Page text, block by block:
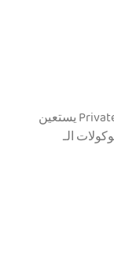
يستعين Private Internet Access بأحدث معايير التشفير